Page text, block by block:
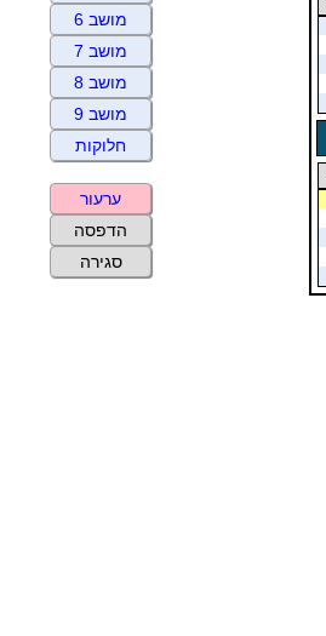
מושב 6
מושב 7
מושב 8
מושב 9
חלוקות
ערעור
הדפסה
סגירה